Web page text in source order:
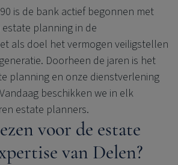
is de bank actief begonnen met
planning in de
als doel het vermogen veiligstellen
Doorheen de jaren is het
planning en onze dienstverlening
beschikken we in elk
estate planners.
voor de estate
van Delen?